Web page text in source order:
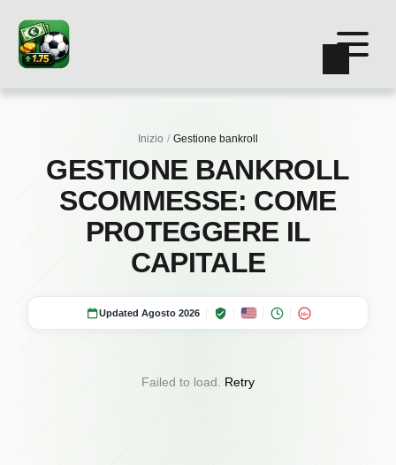
Inizio Gestione bankroll
GESTIONE BANKROLL
SCOMMESSE: COME
PROTEGGERE IL
CAPITALE
Updated Agosto 2026 18+
Failed to load. Retry